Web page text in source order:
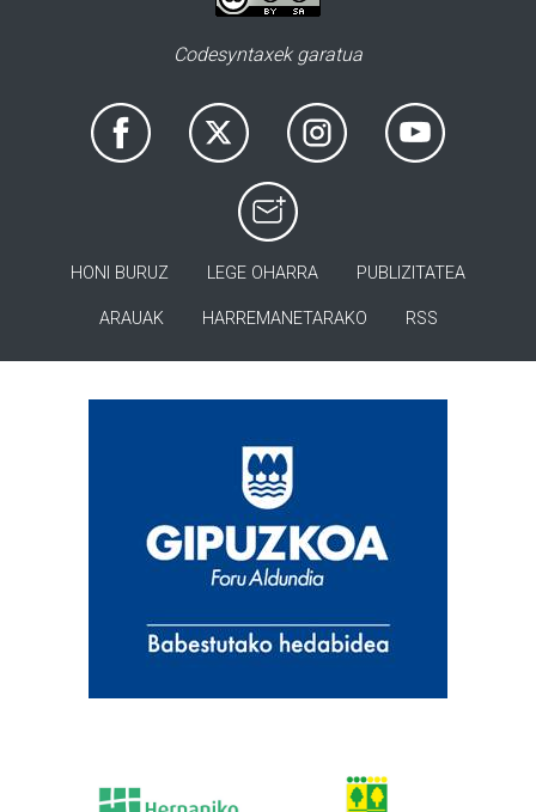
Codesyntaxek garatua
HONI BURUZ LEGE OHARRA PUBLIZITATEA
ARAUAK HARREMANETARAKO RSS